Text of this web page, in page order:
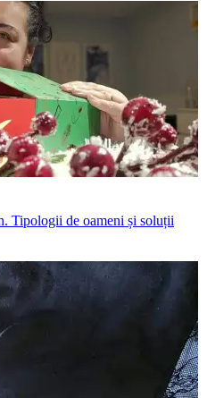
Tipologii de oameni și soluții